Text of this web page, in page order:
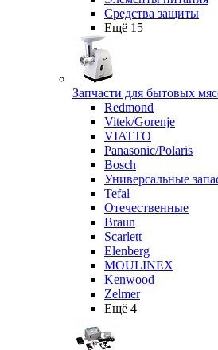
Средства защиты
Ещё 15
Запчасти для бытовых
Redmond
Vitek/Gorenje
VIATTO
Panasonic/Polaris
Bosch
Универсальные
Tefal
Отечественные
Braun
Scarlett
Elenberg
MOULINEX
Kenwood
Zelmer
Ещё 4